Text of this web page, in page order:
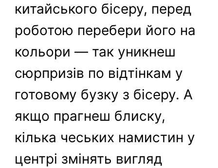
китайського бісеру, перед
роботою перебери його на
кольори — так уникнеш
сюрпризів по відтінкам у
готовому бузку з бісеру. А
якщо прагнеш блиску,
кілька чеських намистин у
центрі змінять вигляд